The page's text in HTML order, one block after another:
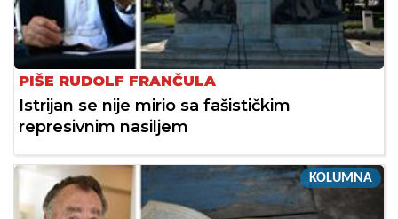
PIŠE RUDOLF FRANČULA
Istrijan se nije mirio sa fašističkim
represivnim nasiljem
KOLUMNA